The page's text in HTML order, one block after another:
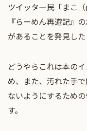
ツイッター民「まこ
『らーめん再遊記』
があることを発見した
どうやらこれは本の
め、また、汚れた手
ないようにするため
す。